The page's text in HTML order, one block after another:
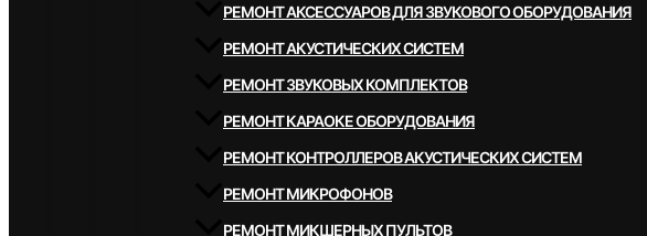
РЕМОНТ АКСЕССУАРОВ ДЛЯ ЗВУКОВОГО ОБОРУДОВАНИЯ
РЕМОНТ АКУСТИЧЕСКИХ СИСТЕМ
РЕМОНТ ЗВУКОВЫХ КОМПЛЕКТОВ
РЕМОНТ КАРАОКЕ ОБОРУДОВАНИЯ
РЕМОНТ КОНТРОЛЛЕРОВ АКУСТИЧЕСКИХ СИСТЕМ
РЕМОНТ МИКРОФОНОВ
РЕМОНТ МИКШЕРНЫХ ПУЛЬТОВ